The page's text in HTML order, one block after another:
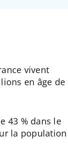
vivent
en âge de
43 % dans le
la population